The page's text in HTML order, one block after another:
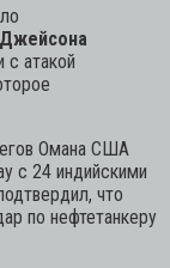
Джейсона
с атакой
Омана США
с 24 индийскими
что
по нефтетанкеру